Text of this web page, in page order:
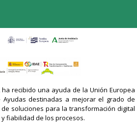
ha recibido una ayuda de la Unión Europea
Ayudas destinadas a mejorar el grado de
soluciones para la transformación digital
fiabilidad de los procesos.